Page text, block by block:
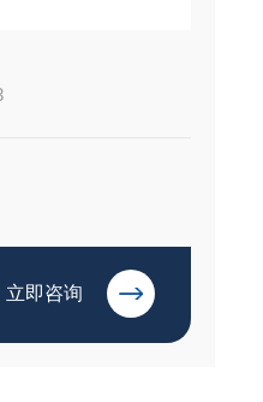
立即咨询